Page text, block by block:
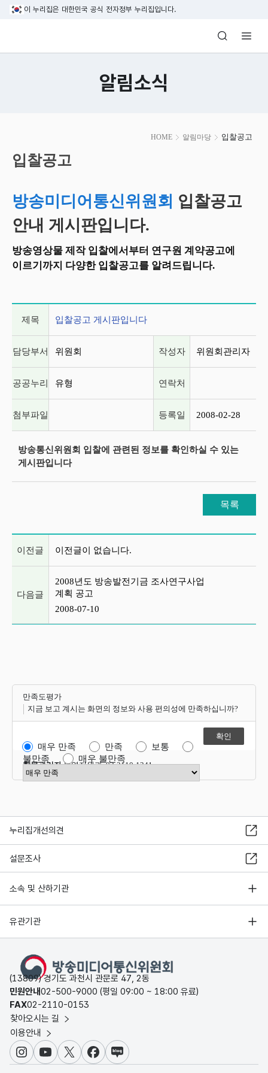
본문 바로가기
이 누리집은 대한민국 공식 전자정부 누리집입니다.
방송미디어통신위원회 Korea Media
알림소식
HOME 알림마당 입찰공고
시
작
입찰공고
방송미디어통신위원회 입찰공고
안내 게시판입니다.
방송영상물 제작 입찰에서부터 연구원 계약공고에
이르기까지 다양한 입찰공고를 알려드립니다.
제목 입찰공고 게시판입니다
담당부서 위원회 작성자 위원회관리자
공공누리 유형 연락처
첨부파일 등록일 2008-02-28
방송통신위원회 입찰에 관련된 정보를 확인하실 수 있는
게시판입니다
목록
이전글 이전글이 없습니다.
다음글
2008년도 방송발전기금 조사연구사업
계획 공고
2008-07-10
만족도평가
지금 보고 계시는 화면의 정보와 사용 편의성에 만족하십니까?
매우 만족 만족
보통
불만족
매우 불만족
만족도 점수 선택
항목관리자운영지원과 02-2110-1341
누리집개선의견
설문조사
소속 및 산하기관
유관기관
(13809) 경기도 과천시 관문로 47, 2동
민원안내02-500-9000 (평일 09:00 ~ 18:00 유료)
FAX02-2110-0153
찾아오시는 길
이용안내
인스타그램
유튜브X 페이스북
블로그